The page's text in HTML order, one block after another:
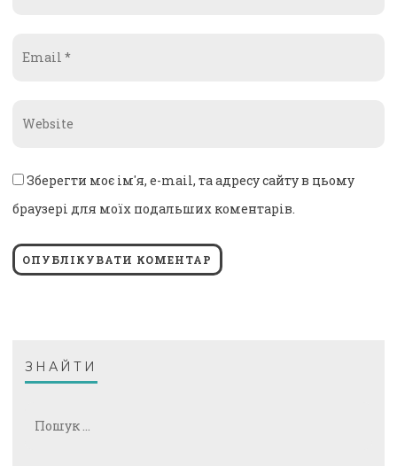
Зберегти моє ім'я, e-mail, та адресу сайту в цьому
браузері для моїх подальших коментарів.
ЗНАЙТИ